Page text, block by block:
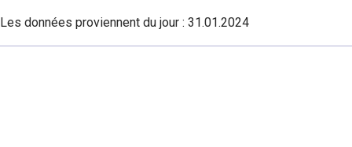
Les données proviennent du jour : 31.01.2024